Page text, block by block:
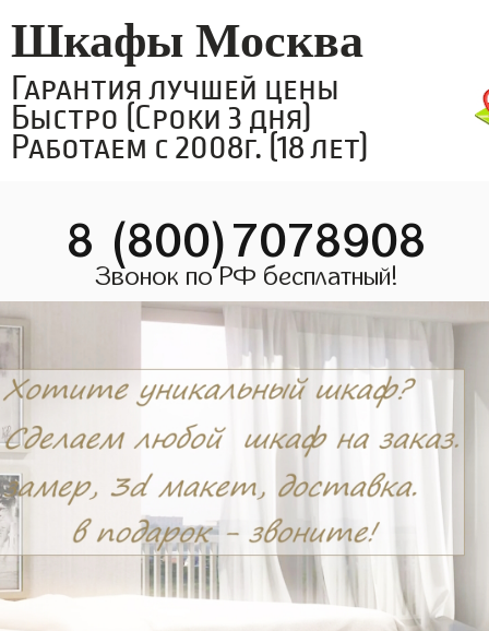
Шкафы Москва
Гарантия лучшей цены
Быстро (Сроки 3 дня)
Работаем с 2008г. (18 лет)
8 (800)7078908
Звонок по РФ бесплатный!